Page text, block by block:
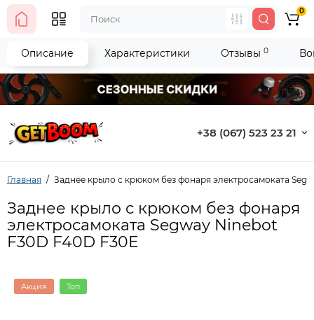
+38 (067) 523 23 21
0
Главная Заднее крыло с крюком без фонаря электросамоката
Заднее крыло с крюком без фонаря
электросамоката Segway Ninebot
F30D F40D F30E
Акция Топ
Описание Характеристики Отзывы 0